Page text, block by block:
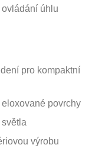
úhlu
pro kompaktní
povrchy
výrobu